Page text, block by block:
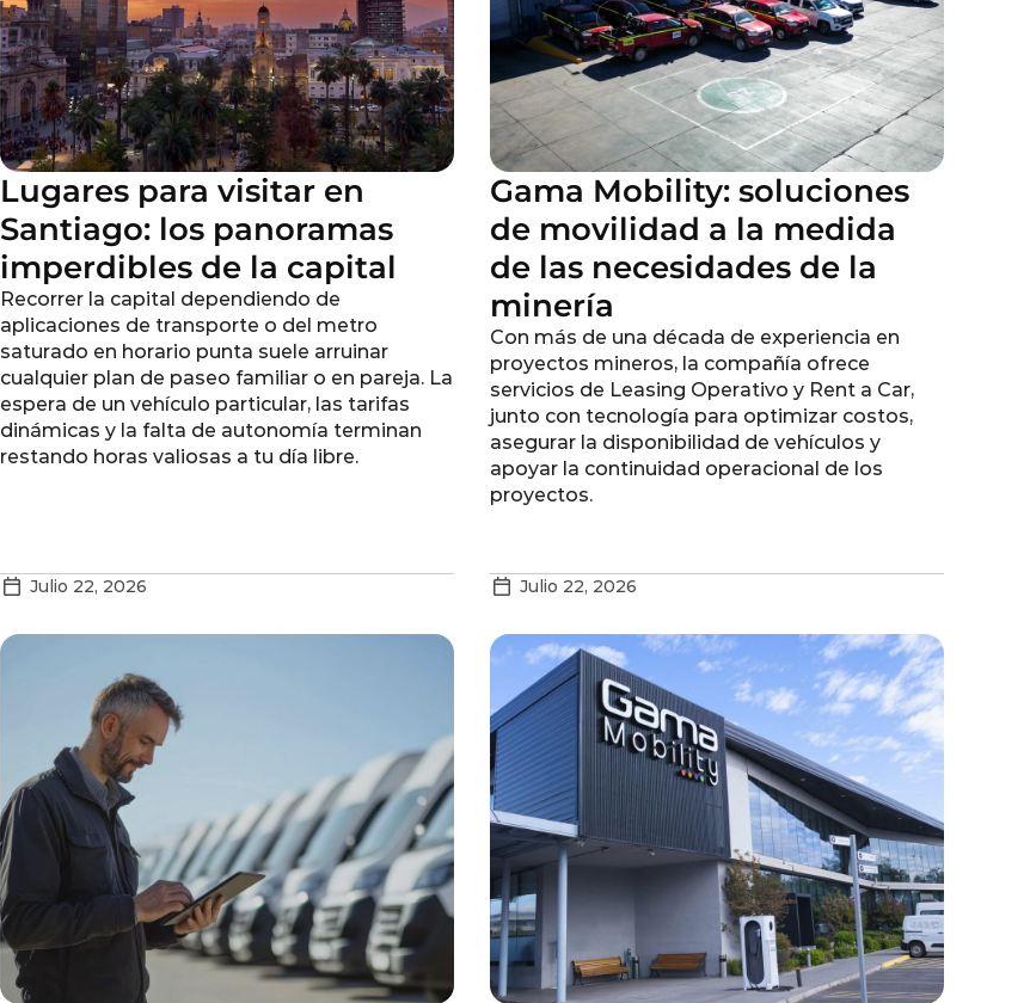
Lugares para visitar en
Santiago: los panoramas
imperdibles de la capital
Recorrer la capital dependiendo de
aplicaciones de transporte o del metro
saturado en horario punta suele arruinar
cualquier plan de paseo familiar o en pareja. La
espera de un vehículo particular, las tarifas
dinámicas y la falta de autonomía terminan
restando horas valiosas a tu día libre.
Julio 22, 2026
Gama Mobility: soluciones
de movilidad a la medida
de las necesidades de la
minería
Con más de una década de experiencia en
proyectos mineros, la compañía ofrece
servicios de Leasing Operativo y Rent a Car,
junto con tecnología para optimizar costos,
asegurar la disponibilidad de vehículos y
apoyar la continuidad operacional de los
proyectos.
Julio 22, 2026